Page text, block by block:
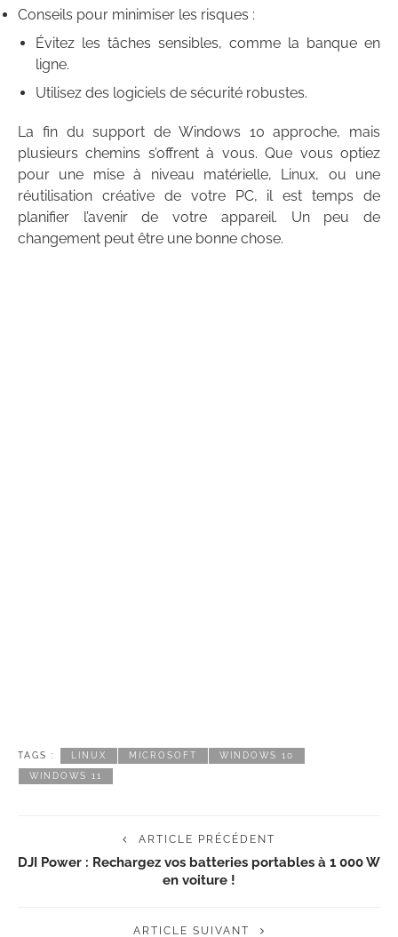
Conseils pour minimiser les risques :
Évitez les tâches sensibles, comme la banque en
ligne.
Utilisez des logiciels de sécurité robustes.
La fin du support de Windows 10 approche, mais
plusieurs chemins s’offrent à vous. Que vous optiez
pour une mise à niveau matérielle, Linux, ou une
réutilisation créative de votre PC, il est temps de
planifier l’avenir de votre appareil. Un peu de
changement peut être une bonne chose.
TAGS : LINUX MICROSOFT WINDOWS 10
WINDOWS 11
ARTICLE PRÉCÉDENT
DJI Power : Rechargez vos batteries portables à 1 000 W
en voiture !
ARTICLE SUIVANT